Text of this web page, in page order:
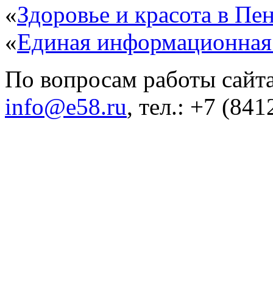
«Здоровье и красота в
«Единая
По вопросам работы
info@e58.ru, тел.: +7